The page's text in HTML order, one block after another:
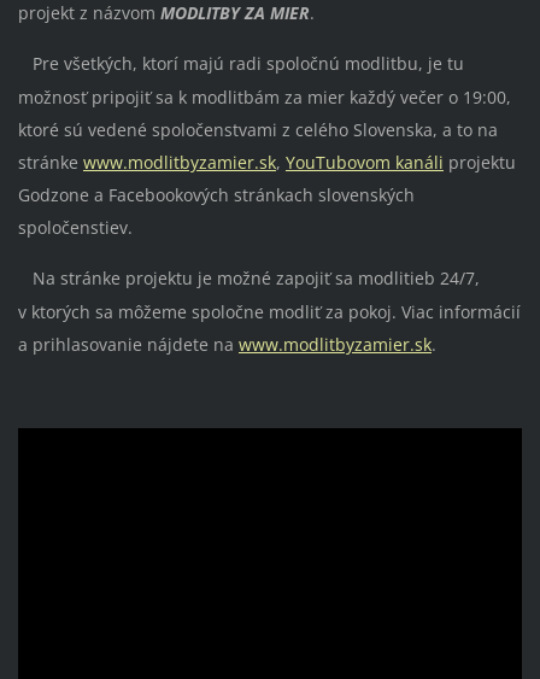
projekt z názvom MODLITBY ZA MIER.
Pre všetkých, ktorí majú radi spoločnú modlitbu, je tu
možnosť pripojiť sa k modlitbám za mier každý večer o 19:00,
ktoré sú vedené spoločenstvami z celého Slovenska, a to na
stránke www.modlitbyzamier.sk, YouTubovom kanáli projektu
Godzone a Facebookových stránkach slovenských
spoločenstiev.
Na stránke projektu je možné zapojiť sa modlitieb 24/7,
v ktorých sa môžeme spoločne modliť za pokoj. Viac informácií
a prihlasovanie nájdete na www.modlitbyzamier.sk.